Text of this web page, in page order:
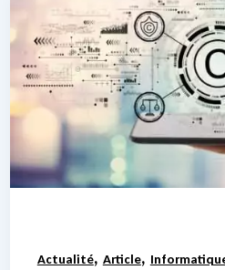
Actualité, Article,